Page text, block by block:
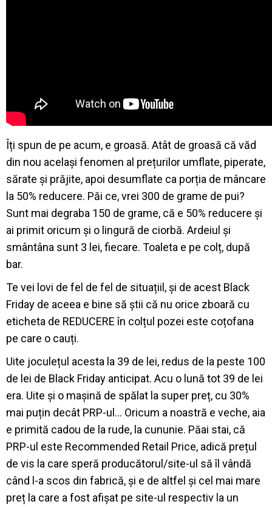
Îți spun de pe acum, e groasă. Atât de groasă că văd
din nou același fenomen al prețurilor umflate, piperate,
sărate și prăjite, apoi desumflate ca porția de mâncare
la 50% reducere. Păi ce, vrei 300 de grame de pui?
Sunt mai degraba 150 de grame, că e 50% reducere și
ai primit oricum și o lingură de ciorbă. Ardeiul și
smântâna sunt 3 lei, fiecare. Toaleta e pe colț, după
bar.
Te vei lovi de fel de fel de situațiil, și de acest Black
Friday de aceea e bine să știi că nu orice zboară cu
eticheta de REDUCERE în colțul pozei este coțofana
pe care o cauți.
Uite joculețul acesta la 39 de lei, redus de la peste 100
de lei de Black Friday anticipat. Acu o lună tot 39 de lei
era. Uite și o mașină de spălat la super preț, cu 30%
mai puțin decât PRP-ul… Oricum a noastră e veche, aia
e primită cadou de la rude, la cununie. Păai stai, că
PRP-ul este Recommended Retail Price, adică prețul
de vis la care speră producătorul/site-ul să îl vândă
când l-a scos din fabrică, și e de altfel și cel mai mare
preț la care a fost afișat pe site-ul respectiv la un